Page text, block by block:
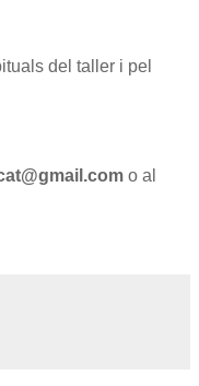
del taller i pel
o al